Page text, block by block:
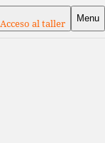
Acceso al taller Menu